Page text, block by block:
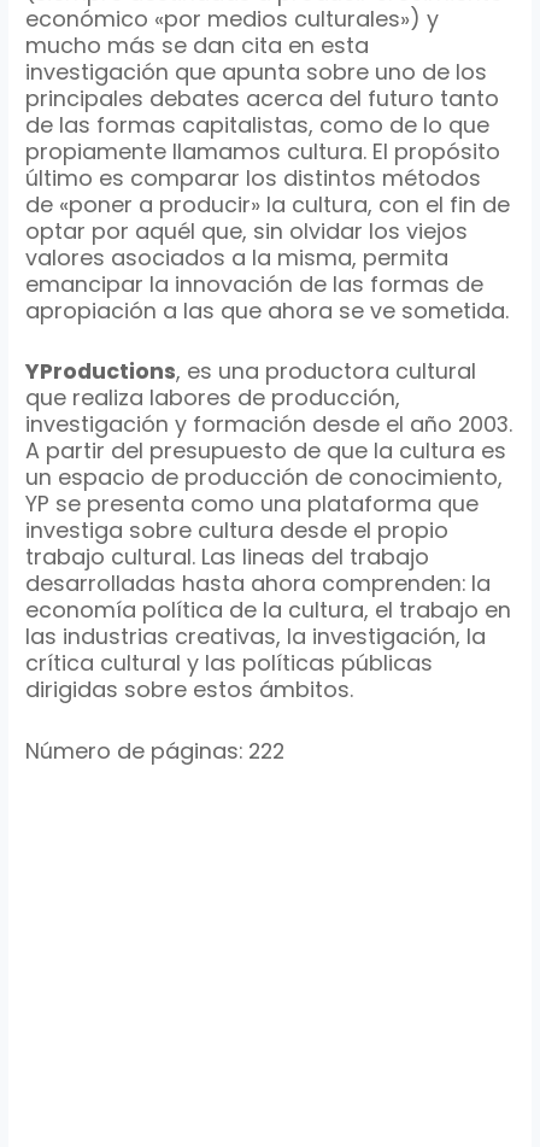
económico «por medios culturales») y
mucho más se dan cita en esta
investigación que apunta sobre uno de los
principales debates acerca del futuro tanto
de las formas capitalistas, como de lo que
propiamente llamamos cultura. El propósito
último es comparar los distintos métodos
de «poner a producir» la cultura, con el fin de
optar por aquél que, sin olvidar los viejos
valores asociados a la misma, permita
emancipar la innovación de las formas de
apropiación a las que ahora se ve sometida.
YProductions, es una productora cultural
que realiza labores de producción,
investigación y formación desde el año 2003.
A partir del presupuesto de que la cultura es
un espacio de producción de conocimiento,
YP se presenta como una plataforma que
investiga sobre cultura desde el propio
trabajo cultural. Las lineas del trabajo
desarrolladas hasta ahora comprenden: la
economía política de la cultura, el trabajo en
las industrias creativas, la investigación, la
crítica cultural y las políticas públicas
dirigidas sobre estos ámbitos.
Número de páginas: 222